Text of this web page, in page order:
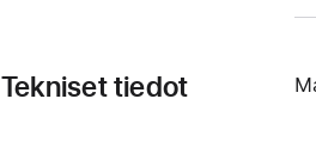
Tekniset tiedot